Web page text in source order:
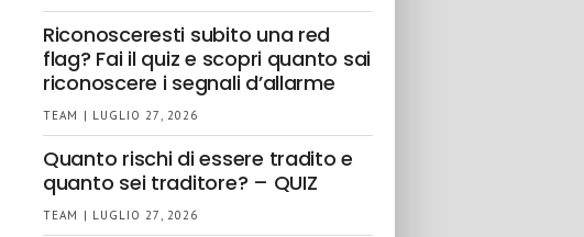
Riconosceresti subito una red
flag? Fai il quiz e scopri quanto sai
riconoscere i segnali d’allarme
TEAM | LUGLIO 27, 2026
Quanto rischi di essere tradito e
quanto sei traditore? – QUIZ
TEAM | LUGLIO 27, 2026